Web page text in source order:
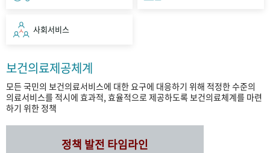
사회서비스
보건의료제공체계
모든 국민의 보건의료서비스에 대한 요구에 대응하기 위해 적정한 수준의
의료서비스를 적시에 효과적, 효율적으로 제공하도록 보건의료체계를 마련
하기 위한 정책
정책 발전 타임라인